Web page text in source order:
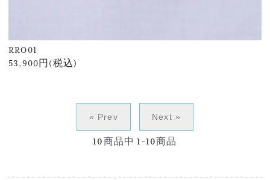
RRO01
53,900円(税込)
« Prev Next »
10 商品中 1-10商品